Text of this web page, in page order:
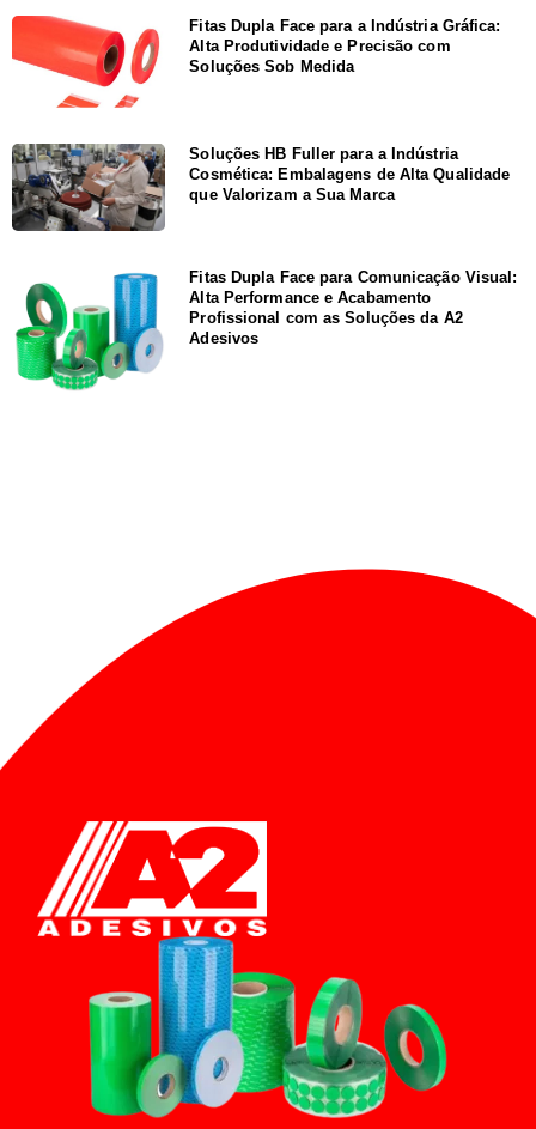
Fitas Dupla Face para a Indústria Gráfica:
Alta Produtividade e Precisão com
Soluções Sob Medida
Soluções HB Fuller para a Indústria
Cosmética: Embalagens de Alta Qualidade
que Valorizam a Sua Marca
Fitas Dupla Face para Comunicação Visual:
Alta Performance e Acabamento
Profissional com as Soluções da A2
Adesivos